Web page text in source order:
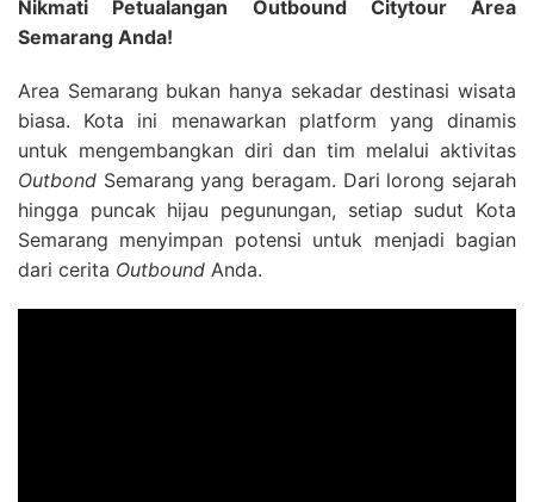
Nikmati Petualangan Outbound Citytour Area
Semarang Anda!
Area Semarang bukan hanya sekadar destinasi wisata
biasa. Kota ini menawarkan platform yang dinamis
untuk mengembangkan diri dan tim melalui aktivitas
Outbond Semarang yang beragam. Dari lorong sejarah
hingga puncak hijau pegunungan, setiap sudut Kota
Semarang menyimpan potensi untuk menjadi bagian
dari cerita Outbound Anda.